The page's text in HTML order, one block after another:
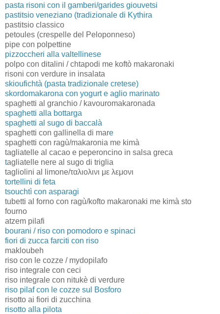
pasta risoni con il gamberi/garides giouvetsi
pastitsio veneziano (tradizionale di Kythira
pastitsio classico
petoules (crespelle del Peloponneso)
pipe con polpettine
pizzoccheri alla valtellinese
polpo con ditalini / chtapodi me koftò makaronaki
risoni con verdure in insalata
skioufichtà (pasta tradizionale cretese)
skordomakarona con yogurt e aglio marinato
spaghetti al granchio / kavouromakaronada
spaghetti alla bottarga
spaghetti al sugo di baccalà
spaghetti con gallinella di mare
spaghetti con ragù/makaronia me kimà
tagliatelle al cacao e peperoncino in salsa greca
tagliatelle nere al sugo di triglia
tagliolini al limone/ταλιολινι με λεμονι
tortellini di feta
tsouchtì con asparagi
tubetti al forno con ragù/kofto makaronaki me kimà sto
fourno
atzem pilafi
bourani / riso con pomodoro e spinaci
fiori di zucca farciti con riso
makloubeh
riso con le cozze / mydopilafo
riso integrale con ceci
riso integrale con nitukè di verdure
riso pilaf con le cozze sul Bosforo
risotto ai fiori di zucchina
risotto alla pilota